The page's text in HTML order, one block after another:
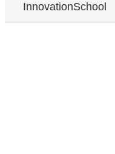
InnovationSchool